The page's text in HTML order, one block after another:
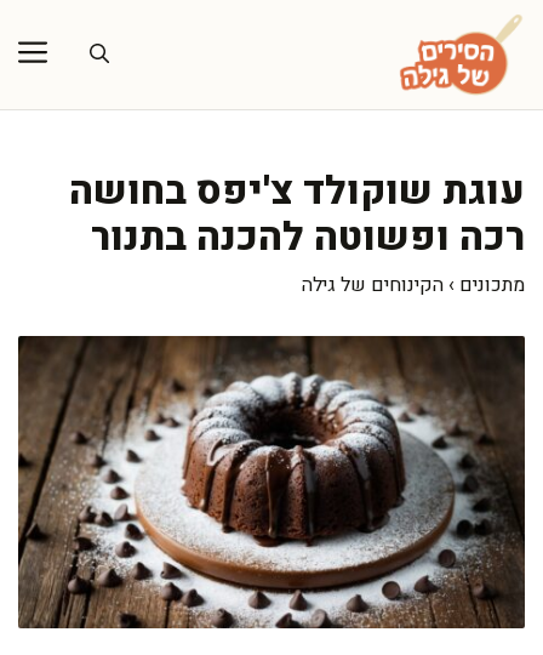
לדלג
לתוכן
עוגת שוקולד צ'יפס בחושה
רכה ופשוטה להכנה בתנור
מתכונים › הקינוחים של גילה